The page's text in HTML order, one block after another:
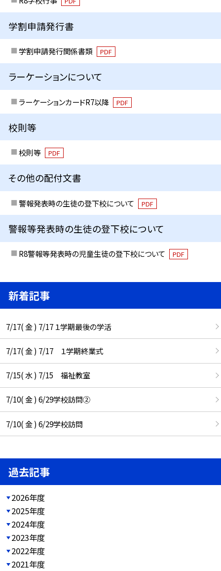
学割申請発行書
学割申請発行関係書類 PDF
ラーケーションについて
ラーケーションカードR7以降 PDF
校則等
校則等 PDF
その他の配付文書
警報発表時の生徒の登下校について PDF
警報等発表時の生徒の登下校について
R8警報等発表時の児童生徒の登下校について PDF
新着記事
7/17( 金 ) 7/17 １学期最後の学活
7/17( 金 ) 7/17 １学期終業式
7/15( 水 ) 7/15 福祉教室
7/10( 金 ) 6/29学校訪問②
7/10( 金 ) 6/29学校訪問
過去記事
2026年度
2025年度
2024年度
2023年度
2022年度
2021年度